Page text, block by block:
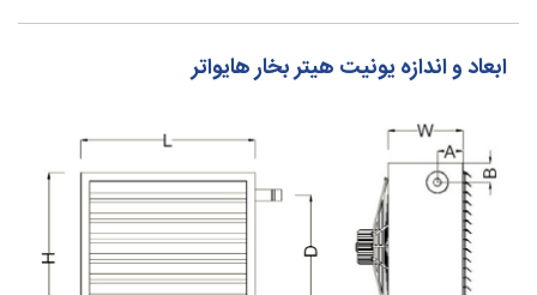
ابعاد و اندازه یونیت هیتر بخار هایواتر